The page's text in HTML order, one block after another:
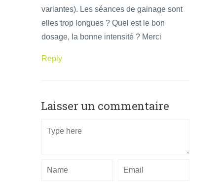
variantes). Les séances de gainage sont
elles trop longues ? Quel est le bon
dosage, la bonne intensité ? Merci
Reply
Laisser un commentaire